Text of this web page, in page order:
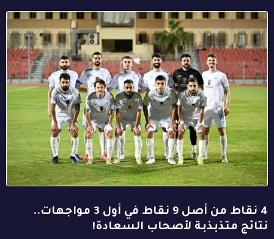
4 نقاط من أصل 9 نقاط في أول 3 مواجهات..
نتائج متذبذبة لأصحاب السعادة!